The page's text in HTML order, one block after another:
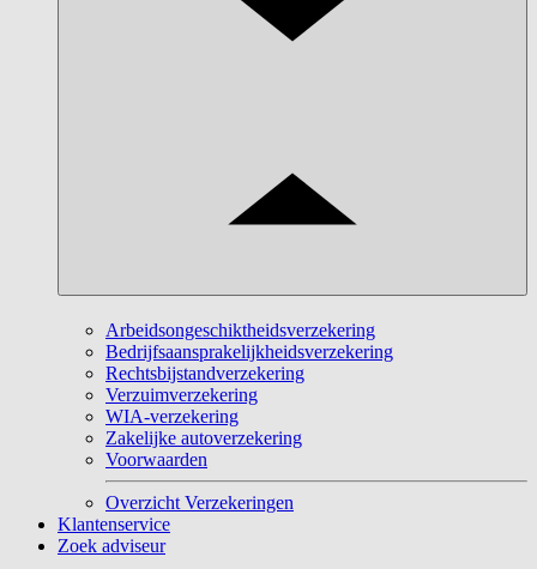
Arbeidsongeschiktheidsverzekering
Bedrijfsaansprakelijkheidsverzekering
Rechtsbijstandverzekering
Verzuimverzekering
WIA-verzekering
Zakelijke autoverzekering
Voorwaarden
Overzicht Verzekeringen
Klantenservice
Zoek adviseur